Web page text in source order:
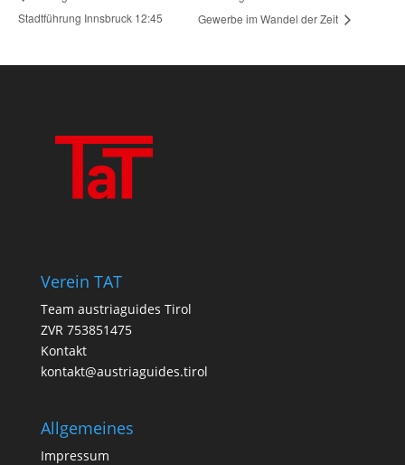
Stadtführung Innsbruck 12:45
Gewerbe im Wandel der Zeit
Verein TAT
Team austriaguides Tirol
ZVR 753851475
Kontakt
kontakt@austriaguides.tirol
Allgemeines
Impressum